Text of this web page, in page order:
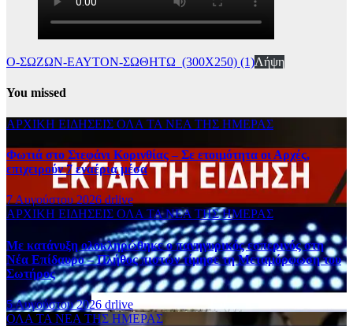
Ο-ΣΩΖΩΝ-ΕΑΥΤΟΝ-ΣΩΘΗΤΩ_(300Χ250) (1)Λήψη
You missed
ΑΡΧΙΚΗ ΕΙΔΗΣΕΙΣ ΟΛΑ ΤΑ ΝΕΑ ΤΗΣ ΗΜΕΡΑΣ
Φωτιά στο Στεφάνι Κορινθίας – Σε ετοιμότητα οι Αρχές,
επιχειρούν 7 εναέρια μέσα
7 Αυγούστου 2026drlive
ΑΡΧΙΚΗ ΕΙΔΗΣΕΙΣ ΟΛΑ ΤΑ ΝΕΑ ΤΗΣ ΗΜΕΡΑΣ
Με κατάνυξη ολοκληρώθηκε ο πανηγυρικός εσπερινός στη
Νέα Επίδαυρο – Πλήθος πιστών τίμησε τη Μεταμόρφωση του
Σωτήρος
5 Αυγούστου 2026 drlive
ΟΛΑ ΤΑ ΝΕΑ ΤΗΣ ΗΜΕΡΑΣ